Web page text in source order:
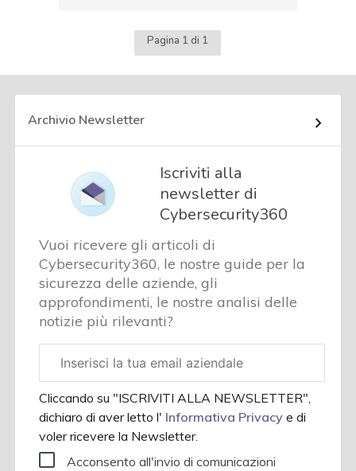
Pagina 1 di 1
Archivio Newsletter
Iscriviti alla
newsletter di
Cybersecurity360
Vuoi ricevere gli articoli di
Cybersecurity360, le nostre guide per la
sicurezza delle aziende, gli
approfondimenti, le nostre analisi delle
notizie più rilevanti?
aziendale
Cliccando su "ISCRIVITI ALLA NEWSLETTER",
dichiaro di aver letto l' Informativa Privacye di
voler ricevere la Newsletter.
Acconsento all'invio di comunicazioni